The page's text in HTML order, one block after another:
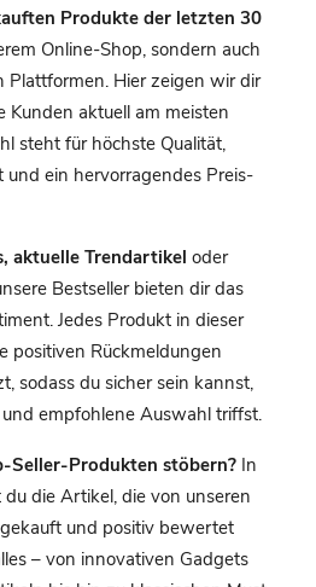
Produkte der letzten 30
Online-Shop, sondern auch
Plattformen. Hier zeigen wir dir
Kunden aktuell am meisten
steht für höchste Qualität,
und ein hervorragendes Preis-
aktuelle Trendartikel oder
Bestseller bieten dir das
Jedes Produkt in dieser
positiven Rückmeldungen
sodass du sicher sein kannst,
empfohlene Auswahl triffst.
Seller-Produkten stöbern? In
die Artikel, die von unseren
und positiv bewertet
– von innovativen Gadgets